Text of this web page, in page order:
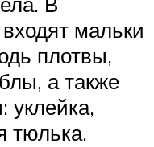
мальки
плотвы,
а также
уклейка,
тюлька.